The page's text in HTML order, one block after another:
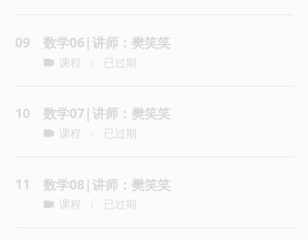
09 数学06|讲师：樊笑笑
课程 已过期
10 数学07|讲师：樊笑笑
课程 已过期
11 数学08|讲师：樊笑笑
课程 已过期